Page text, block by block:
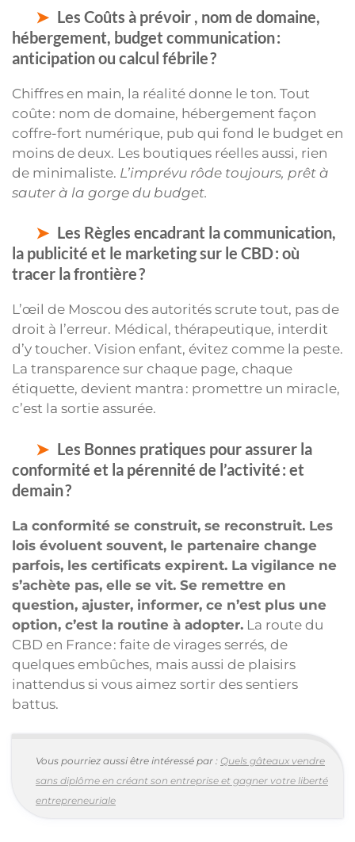
Les Coûts à prévoir , nom de domaine,
hébergement, budget communication :
anticipation ou calcul fébrile ?
Chiffres en main, la réalité donne le ton. Tout
coûte : nom de domaine, hébergement façon
coffre-fort numérique, pub qui fond le budget en
moins de deux. Les boutiques réelles aussi, rien
de minimaliste. L’imprévu rôde toujours, prêt à
sauter à la gorge du budget.
Les Règles encadrant la communication,
la publicité et le marketing sur le CBD : où
tracer la frontière ?
L’œil de Moscou des autorités scrute tout, pas de
droit à l’erreur. Médical, thérapeutique, interdit
d’y toucher. Vision enfant, évitez comme la peste.
La transparence sur chaque page, chaque
étiquette, devient mantra : promettre un miracle,
c’est la sortie assurée.
Les Bonnes pratiques pour assurer la
conformité et la pérennité de l’activité : et
demain ?
La conformité se construit, se reconstruit. Les
lois évoluent souvent, le partenaire change
parfois, les certificats expirent. La vigilance ne
s’achète pas, elle se vit. Se remettre en
question, ajuster, informer, ce n’est plus une
option, c’est la routine à adopter. La route du
CBD en France : faite de virages serrés, de
quelques embûches, mais aussi de plaisirs
inattendus si vous aimez sortir des sentiers
battus.
Vous pourriez aussi être intéressé par : Quels gâteaux vendre
sans diplôme en créant son entreprise et gagner votre liberté
entrepreneuriale